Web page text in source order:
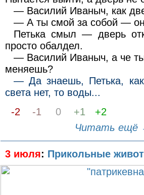
— Василий Иваныч, как
— А ты смой за собой —
Петька смыл — дверь
просто обалдел.
— Василий Иваныч, а че ты
меняешь?
— Да знаешь, Петька,
света нет, то воды...
-2
-1 0 +1 +2
Читать ещё
3 июля: Прикольные